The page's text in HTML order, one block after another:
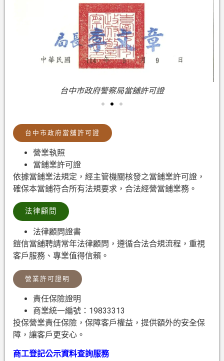
台中市政府警察局當舖許可證
台中市政府當舖許可證
營業執照
當鋪業許可證
依據當鋪業法規定，經主管機關核發之當鋪業許可證，
確保本當鋪符合所有法規要求，合法經營當鋪業務。
法律顧問
法律顧問證書
鎧信當舖聘請常年法律顧問，遵循合法合規流程，重視
客戶服務、專業值得信賴。
營業許可證明
責任保險證明
商業統一編號：19833313
投保營業責任保險，保障客戶權益，提供額外的安全保
障，讓客戶更安心。
商工登記公示資料查詢服務